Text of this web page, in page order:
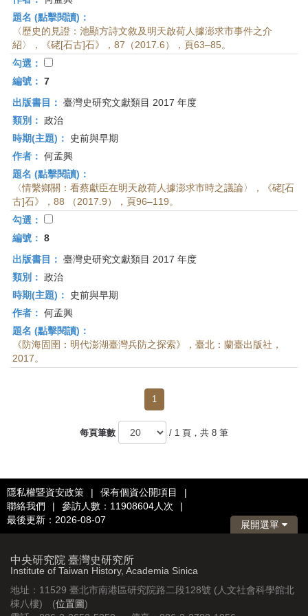
題名 (點擊閱讀)：
〈歷史的見證：池顯方詩文敘及明天啟荷人據澎求市事件之介
紹〉，《硓[石古]石》，87（2017.6），頁63–85。
勾選：
編號： 7
出版書目： 臺灣史研究文獻類目 2017 年度
類別： 政治
時期(主題)：
史前與早期
作者： 何孟興
題名 (點擊閱讀)：
〈情繫鄉關：看蔡獻臣在明天啟荷人據澎求市時之議論〉，《硓[石
古]石》，88 （2017.9），頁96–119。
勾選：
編號： 8
出版書目： 臺灣史研究文獻類目 2017 年度
類別： 政治
時期(主題)：
史前與早期
作者： 何孟興
題名 (點擊閱讀)：
《防海固圉：明代澎湖臺灣兵防之探索》，臺北：蘭臺出版社，
2017。
1
每頁筆數 / 1 頁，共 8 筆
隱私權暨資安政策 | 保有個資公開項目
|
聯絡我們
| 參訪人數：11908604人次
|
最後更新：2026-08-07
展開選單
中央研究院 臺灣史研究所
Institute of Taiwan History, Academia Sinica
地址：11529 臺北市南港區研究院路二段128號 (人文社會科學館北
棟八樓) (位置圖)